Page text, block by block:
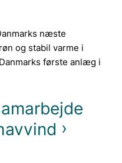
næste
og stabil varme i
første anlæg i